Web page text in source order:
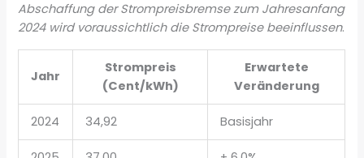
Abschaffung der Strompreisbremse zum Jahresanfang
2024 wird voraussichtlich die Strompreise beeinflussen.
Jahr
Strompreis
(Cent/kWh)
Erwartete
Veränderung
2024 34,92 Basisjahr